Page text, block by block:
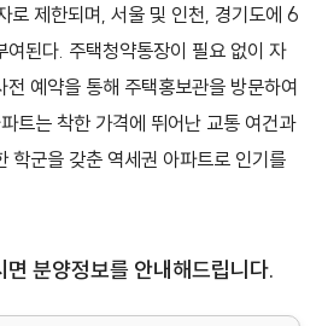
제한되며, 서울 및 인천, 경기도에 6
여된다. 주택청약통장이 필요 없이 자
예약을 통해 주택홍보관을 방문하여
트는 착한 가격에 뛰어난 교통 여건과
학군을 갖춘 역세권 아파트로 인기를
분양정보를 안내해드립니다.